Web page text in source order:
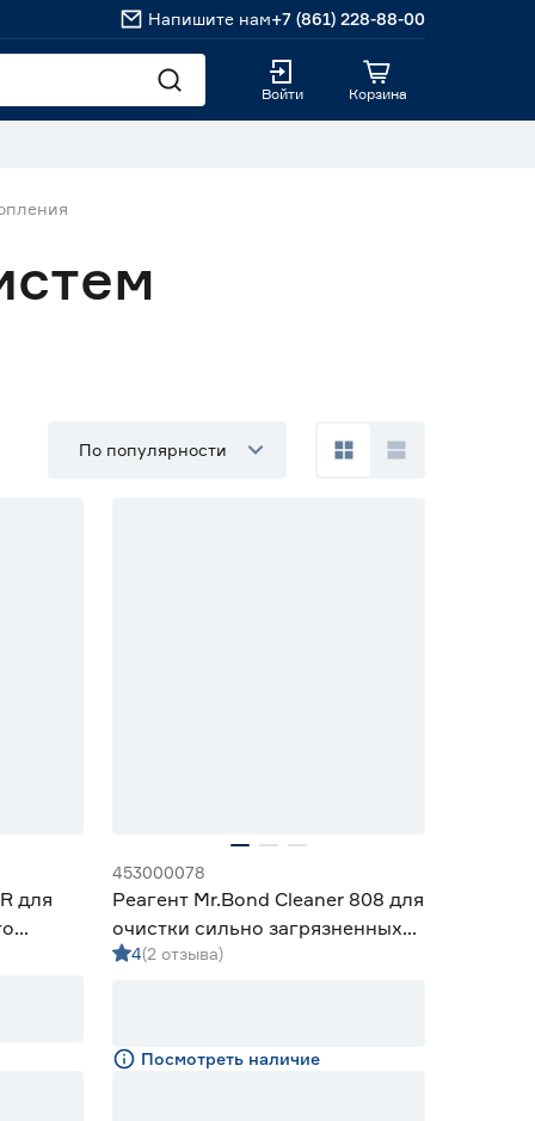
Напишите нам+7 (861) 228-88-00
Войти Корзина
По популярности
для
453000078
Реагент Mr.Bond Cleaner 808 для
очистки сильно загрязненных
систем отопления 1 л
4(2 отзыва)
Посмотреть наличие